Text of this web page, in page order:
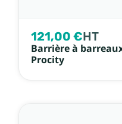
121,00 €HT
Barrière à
Procity